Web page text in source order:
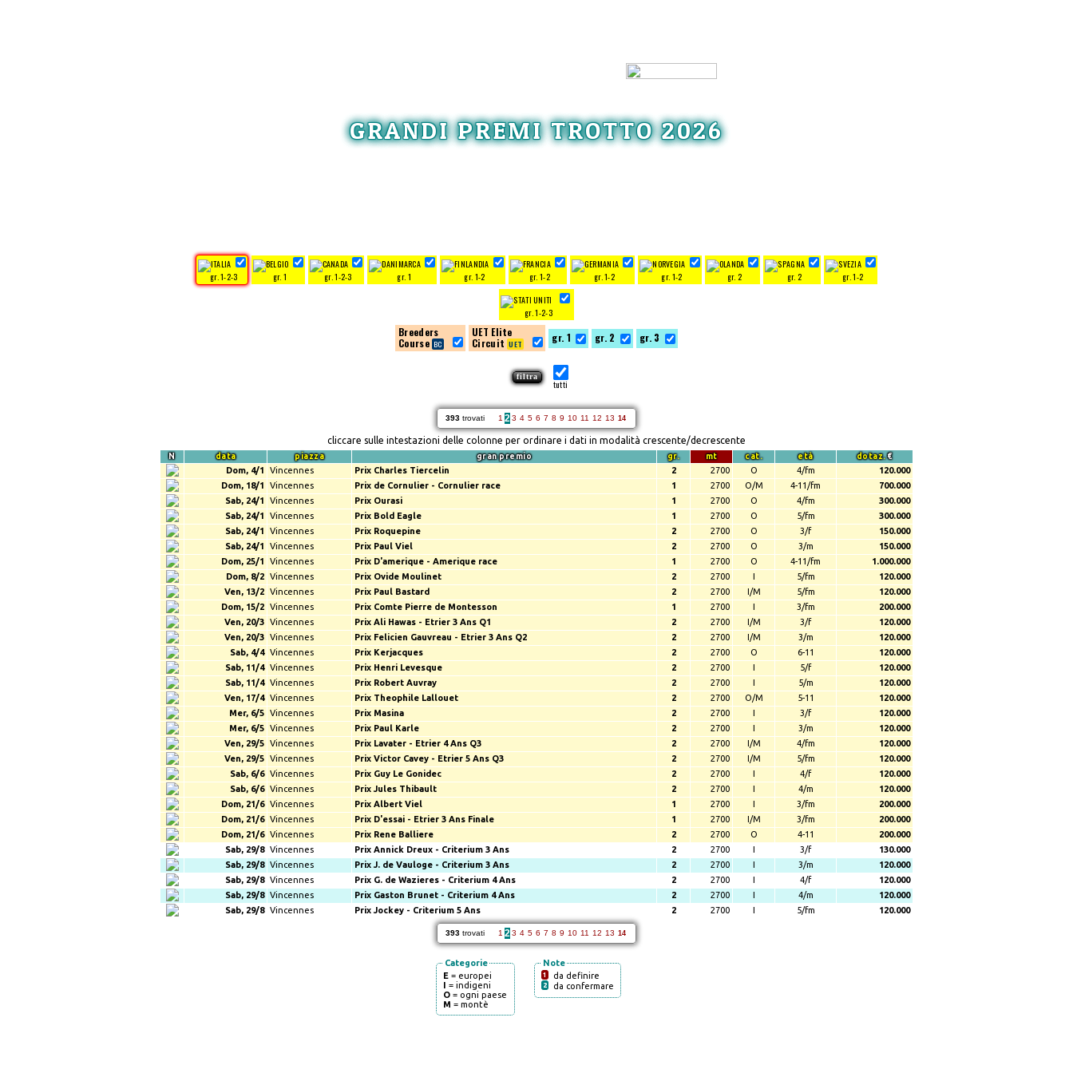
GRANDI PREMI TROTTO 2026
gr. 1-2-3 gr. 1 gr. 1-2-3 gr. 1 gr. 1-2 gr. 1-2 gr. 1-2 gr. 1-2 gr. 2 gr. 2 gr. 1-2
gr. 1-2-3
Breeders
Course
UET Elite
Circuit
gr. 1 gr. 2 gr. 3
tutti
393 trovati 1 23 4 5 6 7 8 9 10 11 12 13 14
cliccare sulle intestazioni delle colonne per ordinare i dati in modalità crescente/decrescente
N data piazza gran premio gr. mt cat. età dotaz.€
Dom, 4/1 Vincennes Prix Charles Tiercelin 2 2700 O 4/fm
120.000
Dom, 18/1
Vincennes Prix de Cornulier - Cornulier race 1 2700 O/M 4-11/fm
700.000
Sab, 24/1
Vincennes Prix Ourasi 1 2700 O 4/fm
300.000
Sab, 24/1
Vincennes Prix Bold Eagle 1 2700 O 5/fm
300.000
Sab, 24/1
Vincennes Prix Roquepine 2 2700 O 3/f
150.000
Sab, 24/1
Vincennes Prix Paul Viel 2 2700 O 3/m
150.000
Dom, 25/1
Vincennes Prix D'amerique - Amerique race 1 2700 O 4-11/fm
1.000.000
Dom, 8/2 Vincennes Prix Ovide Moulinet 2 2700 I 5/fm
120.000
Ven, 13/2 Vincennes Prix Paul Bastard 2 2700 I/M 5/fm
120.000
Dom, 15/2 Vincennes Prix Comte Pierre de Montesson 1 2700 I 3/fm
200.000
Ven, 20/3 Vincennes Prix Ali Hawas - Etrier 3 Ans Q1 2 2700 I/M 3/f
120.000
Ven, 20/3 Vincennes Prix Felicien Gauvreau - Etrier 3 Ans Q2 2 2700 I/M 3/m
120.000
Sab, 4/4 Vincennes Prix Kerjacques 2 2700 O 6-11
120.000
Sab, 11/4 Vincennes Prix Henri Levesque 2 2700 I 5/f
120.000
Sab, 11/4 Vincennes Prix Robert Auvray 2 2700 I 5/m
120.000
Ven, 17/4 Vincennes Prix Theophile Lallouet 2 2700 O/M 5-11
120.000
Mer, 6/5 Vincennes Prix Masina 2 2700 I 3/f
120.000
Mer, 6/5 Vincennes Prix Paul Karle 2 2700 I 3/m
120.000
Ven, 29/5 Vincennes Prix Lavater - Etrier 4 Ans Q3 2 2700 I/M 4/fm
120.000
Ven, 29/5 Vincennes Prix Victor Cavey - Etrier 5 Ans Q3 2 2700 I/M 5/fm
120.000
Sab, 6/6 Vincennes Prix Guy Le Gonidec 2 2700 I 4/f
120.000
Sab, 6/6 Vincennes Prix Jules Thibault 2 2700 I 4/m
120.000
Dom, 21/6 Vincennes Prix Albert Viel 1 2700 I 3/fm
200.000
Dom, 21/6 Vincennes Prix D'essai - Etrier 3 Ans Finale 1 2700 I/M 3/fm
200.000
Dom, 21/6 Vincennes Prix Rene Balliere 2 2700 O 4-11
200.000
Sab, 29/8 Vincennes Prix Annick Dreux - Criterium 3 Ans 2 2700 I 3/f
130.000
Sab, 29/8 Vincennes Prix J. de Vauloge - Criterium 3 Ans 2 2700 I 3/m
120.000
Sab, 29/8 Vincennes Prix G. de Wazieres - Criterium 4 Ans 2 2700 I 4/f
120.000
Sab, 29/8 Vincennes Prix Gaston Brunet - Criterium 4 Ans 2 2700 I 4/m
120.000
Sab, 29/8 Vincennes Prix Jockey - Criterium 5 Ans 2 2700 I 5/fm 120.000
393 trovati 1 23 4 5 6 7 8 9 10 11 12 13 14
Categorie
E = europei
I = indigeni
O = ogni paese
M = montè
Note
1 da definire
2 da confermare